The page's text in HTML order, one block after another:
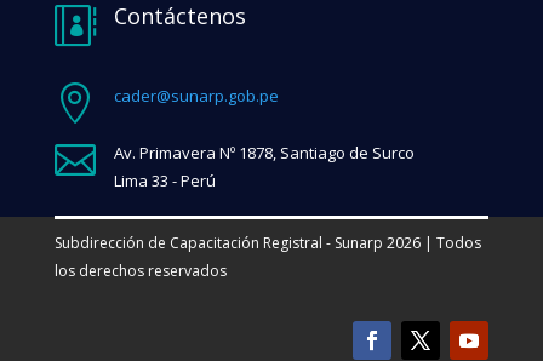
 Contáctenos
 cader@sunarp.gob.pe

Av. Primavera Nº 1878, Santiago de Surco
Lima 33 - Perú
Subdirección de Capacitación Registral - Sunarp 2026 | Todos
los derechos reservados